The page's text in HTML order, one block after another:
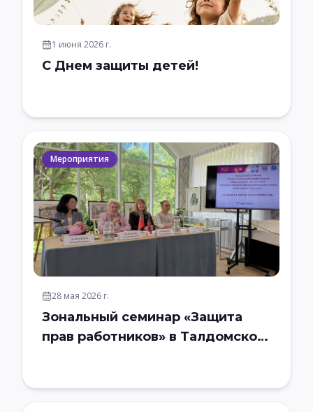
1 июня 2026 г.
С Днем защиты детей!
Мероприятия
28 мая 2026 г.
Зональный семинар «Защита
прав работников» в Талдомском